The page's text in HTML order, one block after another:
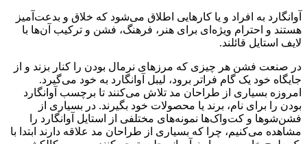
آوانگارد به افراد و یا کارهایی اطلاق می‌شود که خلاق و بدعت‌آمیز
هستند و احترام ویژه‌ای برای هنر، فرهنگ، فشن و ترکیب آن‌ها با
لایف استایل قائلند.
در صنعت فشن هر چیزی که مرزهای نرمال بودن را کنار بزند و از
جایگاه خود یک گام فراتر برود، لیبل آوانگارد به خود می‌گیرد.
امروزه بسیاری از طراحان مد تلاش می‌کنند تا برچسب آوانگارد
بودن را برای نام، برند یا محصولات خود بگیرند. در بسیاری از
فشن‌شو‌ها و کت‌واک‌ها نمونه‌های مختلفی از استایل آوانگارد را
مشاهده می‌کنیم، چرا که بسیاری از طراحان مد علاقه دارند ابتدا با